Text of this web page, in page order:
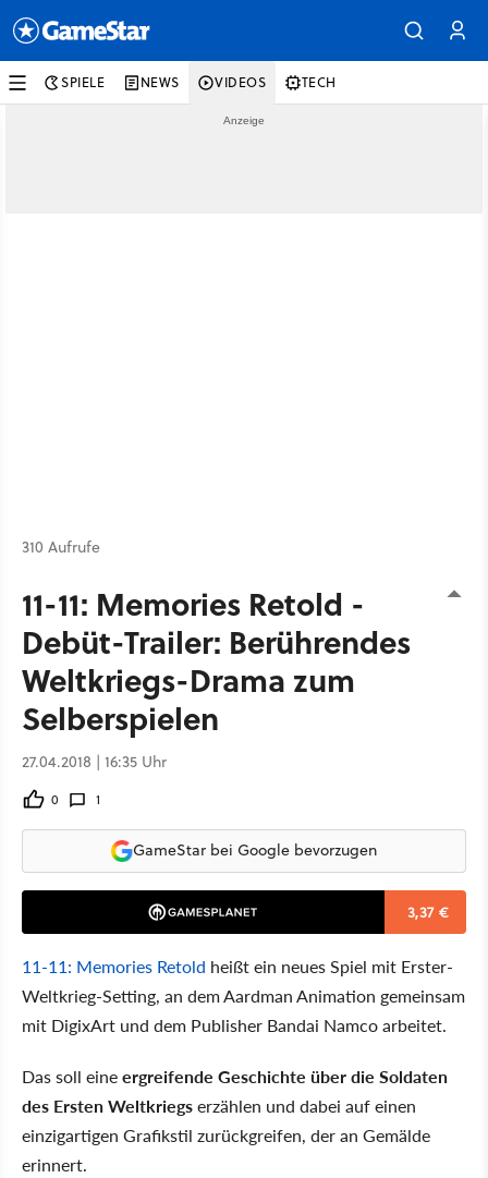
SPIELE NEWS VIDEOS TECH
310 Aufrufe
11-11: Memories Retold -
Debüt-Trailer: Berührendes
Weltkriegs-Drama zum
Selberspielen
27.04.2018 | 16:35 Uhr
0 1
GameStar bei Google bevorzugen
3,37 €
11-11: Memories Retold heißt ein neues Spiel mit Erster-
Weltkrieg-Setting, an dem Aardman Animation gemeinsam
mit DigixArt und dem Publisher Bandai Namco arbeitet.
Das soll eineergreifende Geschichte über die Soldaten
des Ersten Weltkriegserzählen und dabei auf einen
einzigartigen Grafikstil zurückgreifen, der an Gemälde
erinnert.